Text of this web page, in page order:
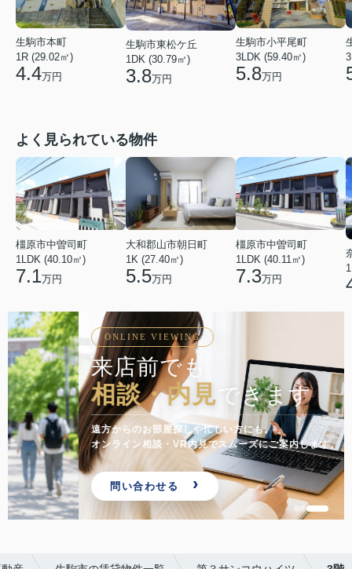
生駒市本町
1R (29.02㎡)
4.4万円
生駒市東松ケ丘
1DK (30.79㎡)
3.8万円
生駒市小平尾町
3LDK (59.40㎡)
5.8万円
よく見られている物件
橿原市中曽司町
1LDK (40.10㎡)
7.1万円
大和郡山市朝日町
1K (27.40㎡)
5.5万円
橿原市中曽司町
1LDK (40.11㎡)
7.3万円
ONLINE VIEWING
来店前でも
相談・内見できます
遠方からのお部屋探しや忙しい方にも。
オンライン相談・VR内見でスムーズにご案内します。
問い合わせる